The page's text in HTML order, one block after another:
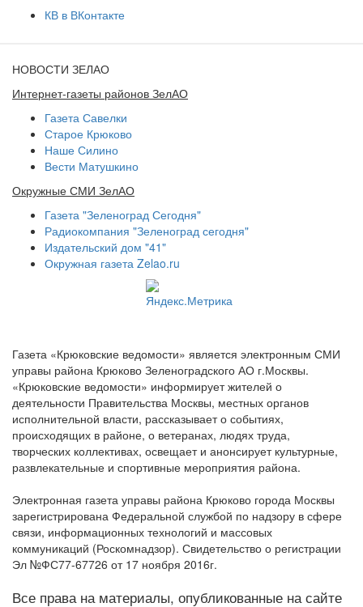
КВ в ВКонтакте
НОВОСТИ ЗЕЛАО
Интернет-газеты районов ЗелАО
Газета Савелки
Старое Крюково
Наше Силино
Вести Матушкино
Окружные СМИ ЗелАО
Газета "Зеленоград Сегодня"
Радиокомпания "Зеленоград сегодня"
Издательский дом "41"
Окружная газета Zelao.ru
Газета «Крюковские ведомости» является электронным СМИ
управы района Крюково Зеленоградского АО г.Москвы.
«Крюковские ведомости» информирует жителей о
деятельности Правительства Москвы, местных органов
исполнительной власти, рассказывает о событиях,
происходящих в районе, о ветеранах, людях труда,
творческих коллективах, освещает и анонсирует культурные,
развлекательные и спортивные мероприятия района.
Электронная газета управы района Крюково города Москвы
зарегистрирована Федеральной службой по надзору в сфере
связи, информационных технологий и массовых
коммуникаций (Роскомнадзор). Свидетельство о регистрации
Эл №ФС77-67726 от 17 ноября 2016г.
Все права на материалы, опубликованные на сайте